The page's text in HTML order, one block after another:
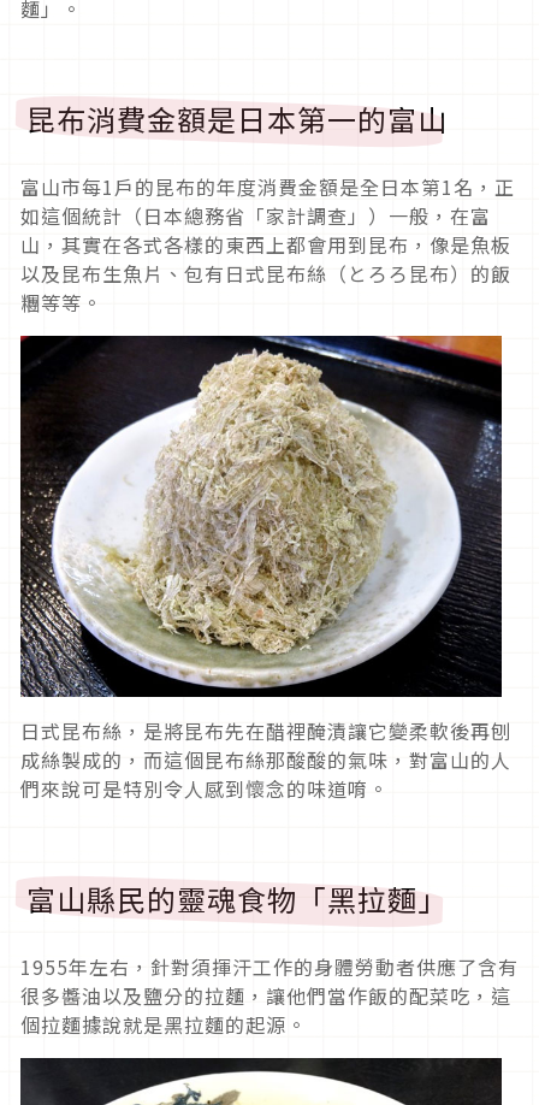
麵」。
昆布消費金額是日本第一的富山
富山市每1戶的昆布的年度消費金額是全日本第1名，正
如這個統計（日本總務省「家計調查」）一般，在富
山，其實在各式各樣的東西上都會用到昆布，像是魚板
以及昆布生魚片、包有日式昆布絲（とろろ昆布）的飯
糰等等。
日式昆布絲，是將昆布先在醋裡醃漬讓它變柔軟後再刨
成絲製成的，而這個昆布絲那酸酸的氣味，對富山的人
們來說可是特別令人感到懷念的味道唷。
富山縣民的靈魂食物「黑拉麵」
1955年左右，針對須揮汗工作的身體勞動者供應了含有
很多醬油以及鹽分的拉麵，讓他們當作飯的配菜吃，這
個拉麵據說就是黑拉麵的起源。